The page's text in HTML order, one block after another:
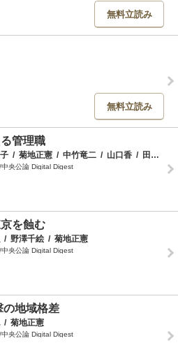
無料立読み
無料立読み
管理職
/ 菊地正憲 / 中竹竜二 / 山口香 / 田臥勇太
央公論 Digital Digest
京を蝕む
/ 野澤千絵 / 菊地正憲
央公論 Digital Digest
の地域格差
/ 菊地正憲
央公論 Digital Digest